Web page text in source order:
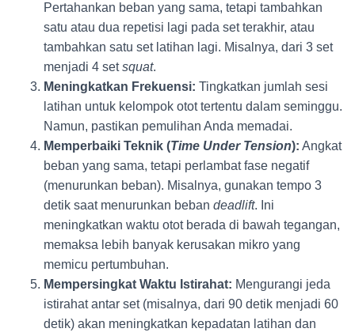
Pertahankan beban yang sama, tetapi tambahkan
satu atau dua repetisi lagi pada set terakhir, atau
tambahkan satu set latihan lagi. Misalnya, dari 3 set
menjadi 4 setsquat.
Meningkatkan Frekuensi: Tingkatkan jumlah sesi
latihan untuk kelompok otot tertentu dalam seminggu.
Namun, pastikan pemulihan Anda memadai.
Memperbaiki Teknik (Time Under Tension): Angkat
beban yang sama, tetapi perlambat fase negatif
(menurunkan beban). Misalnya, gunakan tempo 3
detik saat menurunkan beban deadlift. Ini
meningkatkan waktu otot berada di bawah tegangan,
memaksa lebih banyak kerusakan mikro yang
memicu pertumbuhan.
Mempersingkat Waktu Istirahat: Mengurangi jeda
istirahat antar set (misalnya, dari 90 detik menjadi 60
detik) akan meningkatkan kepadatan latihan dan